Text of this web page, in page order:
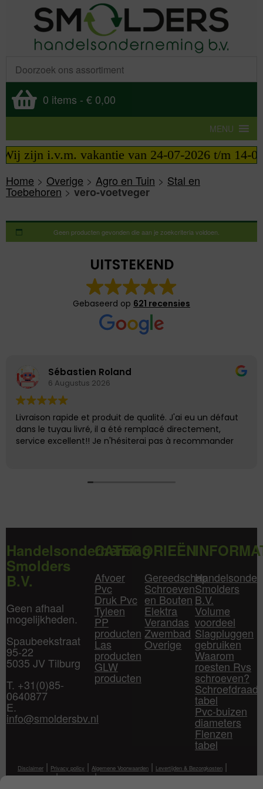
0 items - € 0,00
MENU
zijn i.v.m. vakantie van 24-07-2026 t/m 14-
Home > Overige > Agro en Tuin > Stal en
Toebehoren>vero-voetveger
Geen producten gevonden die aan je zoekcriteria voldoen.
UITSTEKEND
Gebaseerd op 621 recensies
Sébastien Roland
6 Augustus 2026
Livraison rapide et produit de qualité. J'ai eu un défaut
dans le tuyau livré, il a été remplacé directement,
service excellent!! Je n'hésiterai pas à recommander
Handelsonderneming
Smolders
B.V.
Geen afhaal
mogelijkheden.
Spaubeekstraat
95-22
5035 JV Tilburg
T. +31(0)85-
0640877
E.
info@smoldersbv.nl
CATEGORIEËN
Afvoer
Pvc
Druk Pvc
Tyleen
PP
producten
Las
producten
GLW
producten
Gereedschap
Schroeven
en Bouten
Elektra
Verandas
Zwembad
Overige
Smolders
B.V.
Volume
voordeel
Slagpluggen
gebruiken
Waarom
roesten Rvs
schroeven?
Schroefdraad
tabel
Pvc-buizen
diameters
Flenzen
tabel
Disclaimer | Privacy policy | Algemene Voorwaarden | Levertijden & Bezorgkosten |
Klantenservice|Mijn Account|Contact